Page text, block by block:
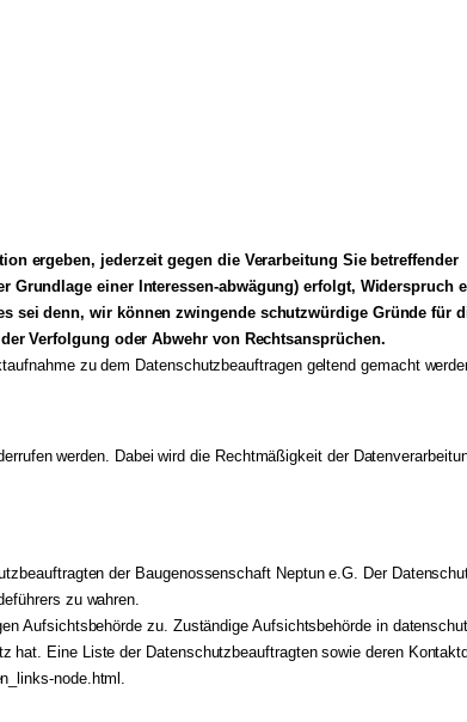
ergeben, jederzeit gegen die Verarbeitung Sie betreffender
Grundlage einer Interessen-abwägung) erfolgt, Widerspruch
sei denn, wir können zwingende schutzwürdige Gründe für
Verfolgung oder Abwehr von Rechtsansprüchen.
zu dem Datenschutzbeauftragen geltend gemacht
werden. Dabei wird die Rechtmäßigkeit der
der Baugenossenschaft Neptun e.G. Der
zu wahren.
Aufsichtsbehörde zu. Zuständige Aufsichtsbehörde in
hat. Eine Liste der Datenschutzbeauftragten sowie deren
node.html .